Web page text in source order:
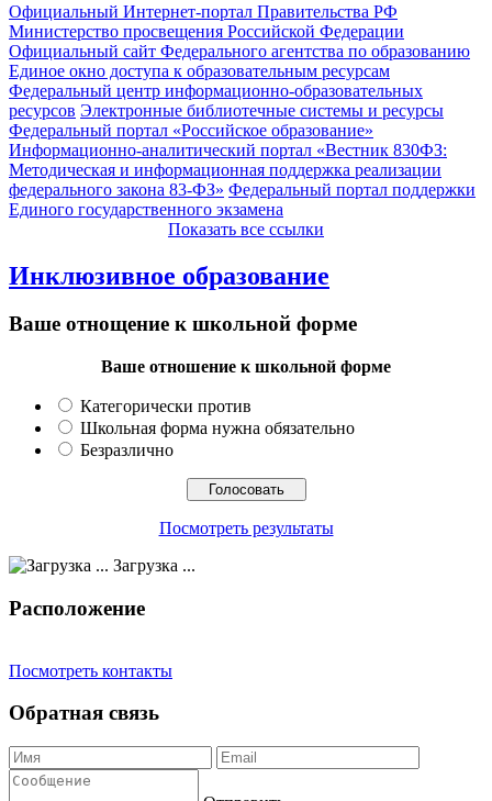
Официальный Интернет-портал Правительства РФ
Министерство просвещения Российской Федерации
Официальный сайт Федерального агентства по образованию
Единое окно доступа к образовательным ресурсам
Федеральный центр информационно-образовательных
ресурсов Электронные библиотечные системы и ресурсы
Федеральный портал «Российское образование»
Информационно-аналитический портал «Вестник 830ФЗ:
Методическая и информационная поддержка реализации
федерального закона 83-ФЗ» Федеральный портал поддержки
Единого государственного экзамена
Показать все ссылки
Инклюзивное образование
Ваше отнощение к школьной форме
Ваше отношение к школьной форме
Категорически против
Школьная форма нужна обязательно
Безразлично
Посмотреть результаты
Загрузка ...
Расположение
Посмотреть контакты
Обратная связь